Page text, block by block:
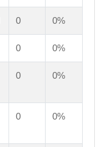
0 0%
0 0%
0 0%
0 0%